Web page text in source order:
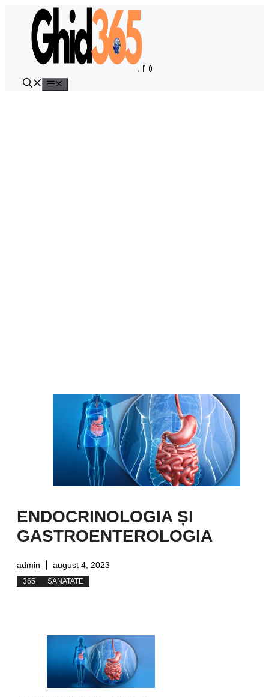
conținut
ENDOCRINOLOGIA ȘI
GASTROENTEROLOGIA
admin august 4, 2023
365 SANATATE